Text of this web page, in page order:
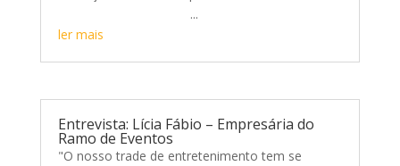
...
ler mais
Entrevista: Lícia Fábio – Empresária do
Ramo de Eventos
"O nosso trade de entretenimento tem se